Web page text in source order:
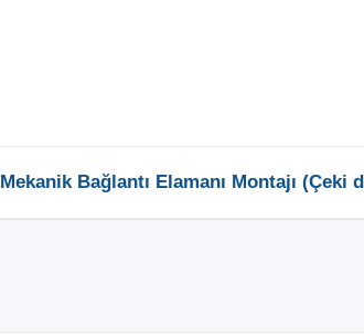
Mekanik Bağlantı Elamanı Montajı (Çeki